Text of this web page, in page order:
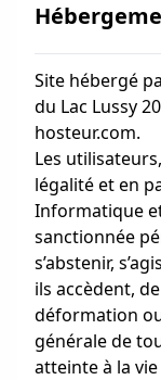
Site hébergé
du Lac Lussy
hosteur.com.
Les
légalité et en
Informatique
sanctionnée
s’abstenir,
ils accèdent,
déformation
générale de
atteinte à la